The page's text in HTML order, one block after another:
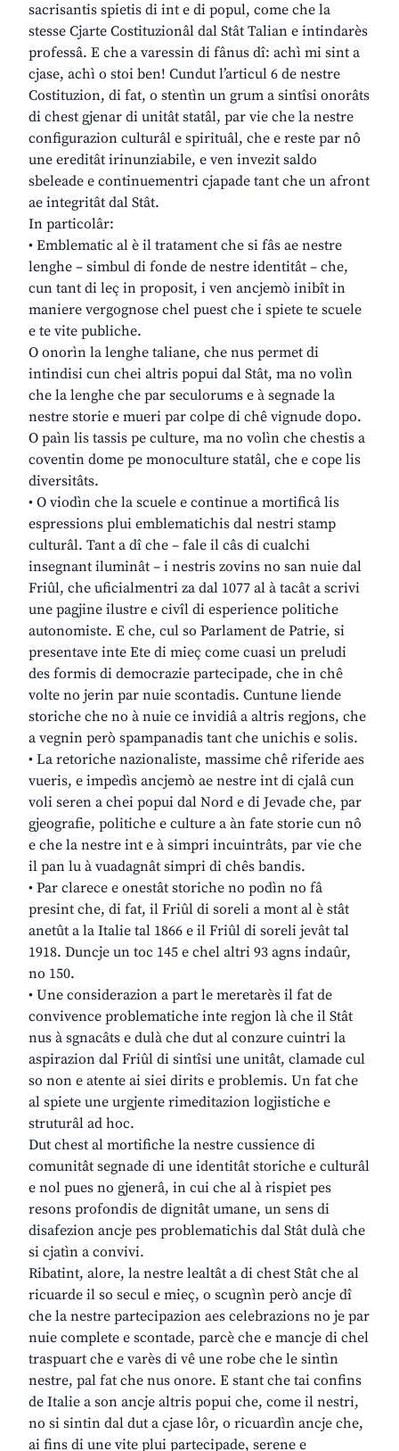
sacrisantis spietis di int e di popul, come che la
stesse Cjarte Costituzionâl dal Stât Talian e intindarès
professâ. E che a varessin di fânus dî: achì mi sint a
cjase, achì o stoi ben! Cundut l’articul 6 de nestre
Costituzion, di fat, o stentìn un grum a sintîsi onorâts
di chest gjenar di unitât statâl, par vie che la nestre
configurazion culturâl e spirituâl, che e reste par nô
une ereditât irinunziabile, e ven invezit saldo
sbeleade e continuementri cjapade tant che un afront
ae integritât dal Stât.
In particolâr:
• Emblematic al è il tratament che si fâs ae nestre
lenghe – simbul di fonde de nestre identitât – che,
cun tant di leç in proposit, i ven ancjemò inibît in
maniere vergognose chel puest che i spiete te scuele
e te vite publiche.
O onorìn la lenghe taliane, che nus permet di
intindisi cun chei altris popui dal Stât, ma no volìn
che la lenghe che par seculorums e à segnade la
nestre storie e mueri par colpe di chê vignude dopo.
O paìn lis tassis pe culture, ma no volìn che chestis a
coventin dome pe monoculture statâl, che e cope lis
diversitâts.
• O viodìn che la scuele e continue a mortificâ lis
espressions plui emblematichis dal nestri stamp
culturâl. Tant a dî che – fale il câs di cualchi
insegnant iluminât – i nestris zovins no san nuie dal
Friûl, che uficialmentri za dal 1077 al à tacât a scrivi
une pagjine ilustre e civîl di esperience politiche
autonomiste. E che, cul so Parlament de Patrie, si
presentave inte Ete di mieç come cuasi un preludi
des formis di democrazie partecipade, che in chê
volte no jerin par nuie scontadis. Cuntune liende
storiche che no à nuie ce invidiâ a altris regjons, che
a vegnin però spampanadis tant che unichis e solis.
• La retoriche nazionaliste, massime chê riferide aes
vueris, e impedìs ancjemò ae nestre int di cjalâ cun
voli seren a chei popui dal Nord e di Jevade che, par
gjeografie, politiche e culture a àn fate storie cun nô
e che la nestre int e à simpri incuintrâts, par vie che
il pan lu à vuadagnât simpri di chês bandis.
• Par clarece e onestât storiche no podìn no fâ
presint che, di fat, il Friûl di soreli a mont al è stât
anetût a la Italie tal 1866 e il Friûl di soreli jevât tal
1918. Duncje un toc 145 e chel altri 93 agns indaûr,
no 150.
• Une considerazion a part le meretarès il fat de
convivence problematiche inte regjon là che il Stât
nus à sgnacâts e dulà che dut al conzure cuintri la
aspirazion dal Friûl di sintîsi une unitât, clamade cul
so non e atente ai siei dirits e problemis. Un fat che
al spiete une urgjente rimeditazion logjistiche e
struturâl ad hoc.
Dut chest al mortifiche la nestre cussience di
comunitât segnade di une identitât storiche e culturâl
e nol pues no gjenerâ, in cui che al à rispiet pes
resons profondis de dignitât umane, un sens di
disafezion ancje pes problematichis dal Stât dulà che
si cjatìn a convivi.
Ribatint, alore, la nestre lealtât a di chest Stât che al
ricuarde il so secul e mieç, o scugnìn però ancje dî
che la nestre partecipazion aes celebrazions no je par
nuie complete e scontade, parcè che e mancje di chel
traspuart che e varès di vê une robe che le sintìn
nestre, pal fat che nus onore. E stant che tai confins
de Italie a son ancje altris popui che, come il nestri,
no si sintin dal dut a cjase lôr, o ricuardìn ancje che,
ai fins di une vite plui partecipade, serene e